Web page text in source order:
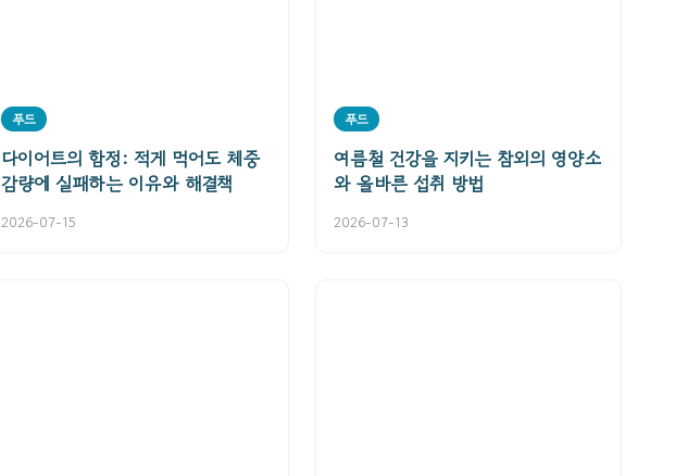
푸드
다이어트의 함정: 적게 먹어도 체중
감량에 실패하는 이유와 해결책
2026-07-15
푸드
여름철 건강을 지키는 참외의 영양소
와 올바른 섭취 방법
2026-07-13